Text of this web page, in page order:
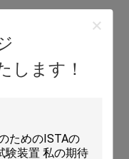
します！
す。